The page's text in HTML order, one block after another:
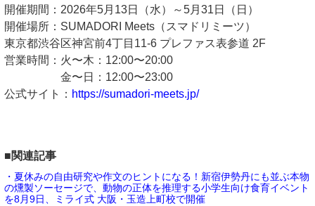
開催期間：2026年5月13日（水）～5月31日（日）
開催場所：SUMADORI Meets（スマドリミーツ）
東京都渋谷区神宮前4丁目11-6 プレファス表参道 2F
営業時間：火〜木：12:00〜20:00
金〜日：12:00〜23:00
公式サイト： https://sumadori-meets.jp/
■関連記事
・夏休みの自由研究や作文のヒントになる！新宿伊勢丹にも並ぶ本物
の燻製ソーセージで、動物の正体を推理する小学生向け食育イベント
を8月9日、ミライ式 大阪・玉造上町校で開催